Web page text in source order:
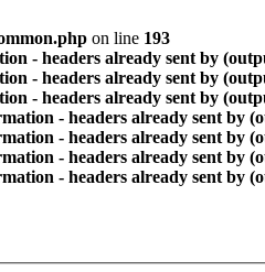
on line 193
- headers already sent by
- headers already sent by
- headers already sent by
- headers already sent by
- headers already sent by
- headers already sent by
- headers already sent by